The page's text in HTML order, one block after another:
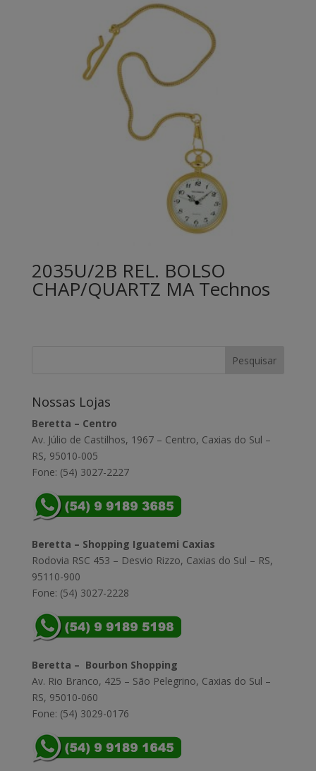
2035U/2B REL. BOLSO
CHAP/QUARTZ MA Technos
Nossas Lojas
Beretta – Centro
Av. Júlio de Castilhos, 1967 – Centro, Caxias do Sul –
RS, 95010-005
Fone: (54) 3027-2227
Beretta – Shopping Iguatemi Caxias
Rodovia RSC 453 – Desvio Rizzo, Caxias do Sul – RS,
95110-900
Fone: (54) 3027-2228
Beretta – Bourbon Shopping
Av. Rio Branco, 425 – São Pelegrino, Caxias do Sul –
RS, 95010-060
Fone: (54) 3029-0176